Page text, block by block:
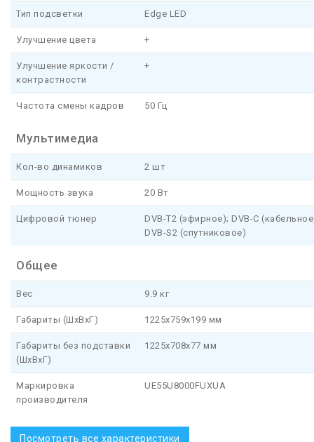
Тип подсветки Edge LED
Улучшение цвета +
Улучшение яркости /
контрастности
+
Частота смены кадров 50 Гц
Мультимедиа
Кол-во динамиков 2 шт
Мощность звука 20 Вт
Цифровой тюнер
DVB-T2 (эфирное); DVB-C
DVB-S2 (спутниковое)
Общее
Вес 9.9 кг
Габариты (ШхВхГ) 1225x759x199 мм
Габариты без подставки
(ШхВхГ)
1225x708x77 мм
Маркировка
производителя
UE55U8000FUXUA
Посмотреть все характеристики